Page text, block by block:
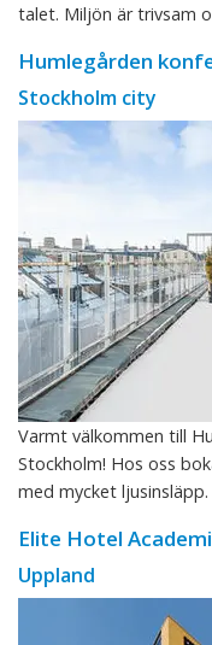
talet. Miljön är trivsam
Humlegården
Stockholm city
Varmt välkommen till
Stockholm! Hos oss
med mycket
Elite Hotel
Uppland